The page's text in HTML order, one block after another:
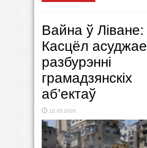
Вайна ў Ліване:
Касцёл асуджае
разбурэнні
грамадзянскіх
аб’ектаў
10.05.2026